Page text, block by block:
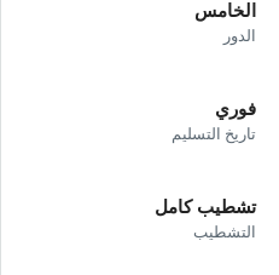
الخامس
الدور
فوري
تاريخ التسليم
تشطيب كامل
التشطيب